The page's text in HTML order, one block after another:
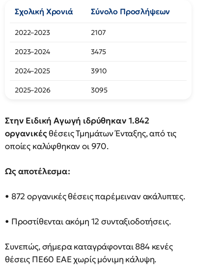
Σχολική Χρονιά Σύνολο Προσλήψεων
2022–2023 2107
2023–2024 3475
2024–2025 3910
2025–2026 3095
Στην Ειδική Αγωγή ιδρύθηκαν 1.842
οργανικέςθέσεις Τμημάτων Ένταξης, από τις
οποίες καλύφθηκαν οι 970.
Ως αποτέλεσμα:
• 872 οργανικές θέσεις παρέμειναν ακάλυπτες.
• Προστίθενται ακόμη 12 συνταξιοδοτήσεις.
Συνεπώς, σήμερα καταγράφονται 884 κενές
θέσεις ΠΕ60 ΕΑΕ χωρίς μόνιμη κάλυψη.